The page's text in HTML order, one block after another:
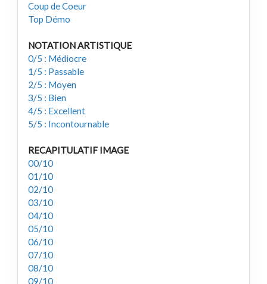
Coup de Coeur
Top Démo
NOTATION ARTISTIQUE
0/5 : Médiocre
1/5 : Passable
2/5 : Moyen
3/5 : Bien
4/5 : Excellent
5/5 : Incontournable
RECAPITULATIF IMAGE
00/10
01/10
02/10
03/10
04/10
05/10
06/10
07/10
08/10
09/10